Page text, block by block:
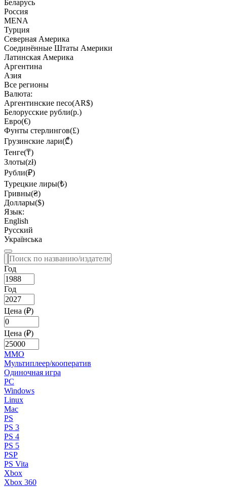
Беларусь
Россия
MENA
Турция
Северная Америка
Соединённые Штаты Америки
Латинская Америка
Аргентина
Азия
Все регионы
Валюта:
Аргентинские песо(AR$)
Белорусские рубли(р.)
Евро(€)
Фунты стерлингов(£)
Грузинские лари(₾)
Тенге(₸)
Злоты(zł)
Рубли(₽)
Турецкие лиры(₺)
Гривны(₴)
Доллары($)
Язык:
English
Русский
Українська
Год
Год
Цена (₽)
Цена (₽)
MMO
Мультиплеер/кооператив
Одиночная игра
PC
Windows
Linux
Mac
PS
PS 3
PS 4
PS 5
PSP
PS Vita
Xbox
Xbox 360